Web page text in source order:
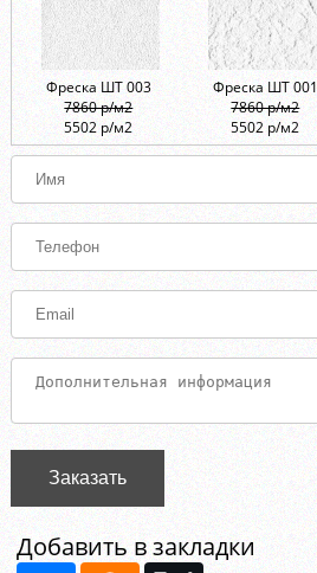
Фреска ШТ 003
7860 р/м2
5502 р/м2
Фреска ШТ 001
7860 р/м2
5502 р/м2
Заказать
Добавить в закладки